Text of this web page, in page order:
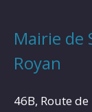
Mairie de
Royan
46B, Route